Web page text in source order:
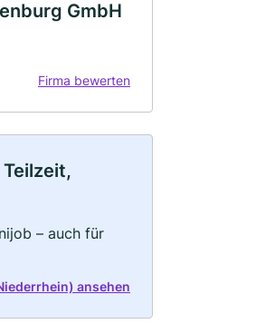
GmbH
Firma bewerten
– auch für
ansehen